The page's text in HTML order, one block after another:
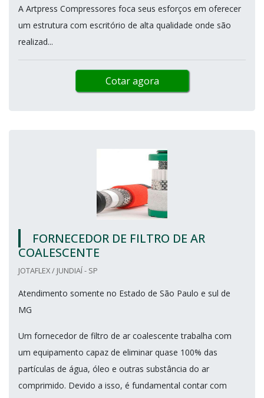
A Artpress Compressores foca seus esforços em oferecer
um estrutura com escritório de alta qualidade onde são
realizad...
Cotar agora
FORNECEDOR DE FILTRO DE AR
COALESCENTE
JOTAFLEX / JUNDIAÍ - SP
Atendimento somente no Estado de São Paulo e sul de
MG
Um fornecedor de filtro de ar coalescente trabalha com
um equipamento capaz de eliminar quase 100% das
partículas de água, óleo e outras substância do ar
comprimido. Devido a isso, é fundamental contar com